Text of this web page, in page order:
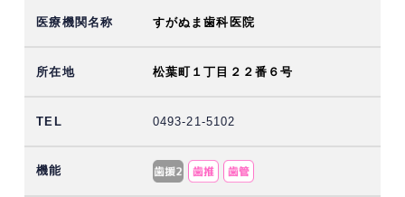
すがぬま歯科医院
松葉町１丁目２２番６号
0493-21-5102